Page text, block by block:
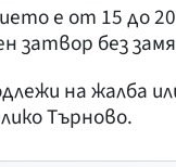
е от 15 до
затвор без
на жалба
Търново.